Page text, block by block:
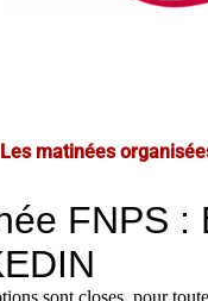
Les matinées